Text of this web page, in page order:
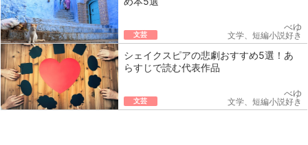
文芸
べゆ
文学、短編小説好き
シェイクスピアの悲劇おすすめ5選！あ
らすじで読む代表作品
文芸
べゆ
文学、短編小説好き